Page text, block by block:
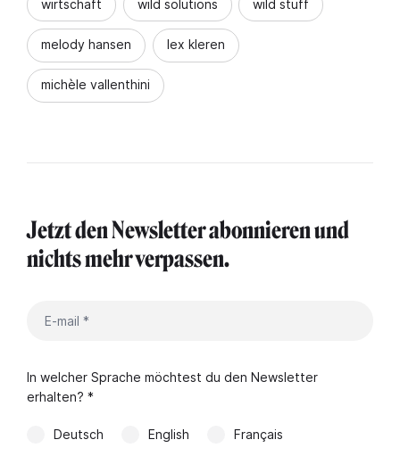
wirtschaft wild solutions wild stuff
melody hansen lex kleren
michèle vallenthini
Jetzt den Newsletter abonnieren und
nichts mehr verpassen.
In welcher Sprache möchtest du den Newsletter
erhalten? *
Deutsch English Français